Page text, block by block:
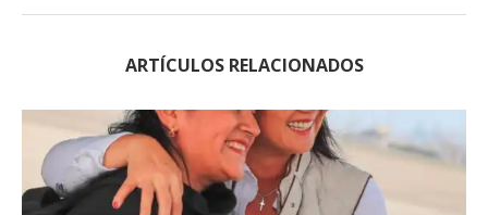
ARTÍCULOS RELACIONADOS